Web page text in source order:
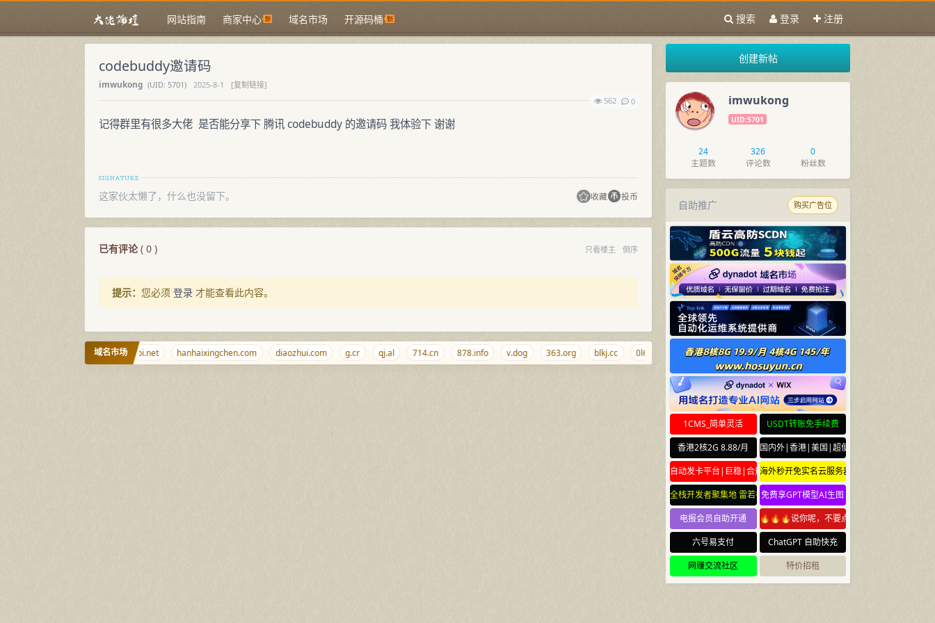
网站指南 商家中心 域名市场 开源码桶 搜索 登录 注册
codebuddy邀请码
imwukong (UID: 5701) 2025-8-1
[复制链接]
562
0
记得群里有很多大佬 是否能分享下 腾讯 codebuddy 的邀请码 我体验下 谢谢
这家伙太懒了，什么也没留下。 收藏 投币
已有评论( 0 ) 只看楼主 倒序
提示： 您必须 登录 才能查看此内容。
域名市场
9999.info shabi.net hanhaixingchen.com diaozhui.com g.cr qj.al 714.cn 878.info v.dog 363.org blkj.cc 0l6.com w.cr blog.town foo.foo 456789.com.cn
创建新帖
imwukong
UID:5701
24
主题数
326
评论数
0
粉丝数
自助推广 购买广告位
1CMS_简单灵活
USDT转账免手续费
香港2核2G 8.88/月
国内外|香港|美国|超便宜云服务器
自动发卡平台|巨稳|合规海外秒开免实名云服务器
全栈开发者聚集地 雷若社区 leiruo.com
免费享GPT模型AI生图
电报会员自助开通
🔥🔥🔥说你呢，不要点🔥🔥🔥
六号易支付
ChatGPT 自助快充
网赚交流社区
特价招租